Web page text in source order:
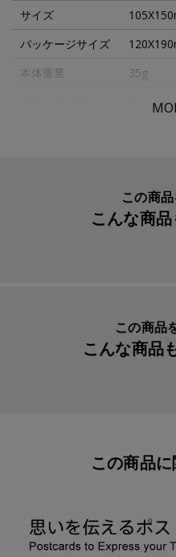
カードセットは専用封筒に
サイズ
パッケージサイズ
本体重量
35g
yaya21
この商
こんな商
この商品
こんな商品
この商品